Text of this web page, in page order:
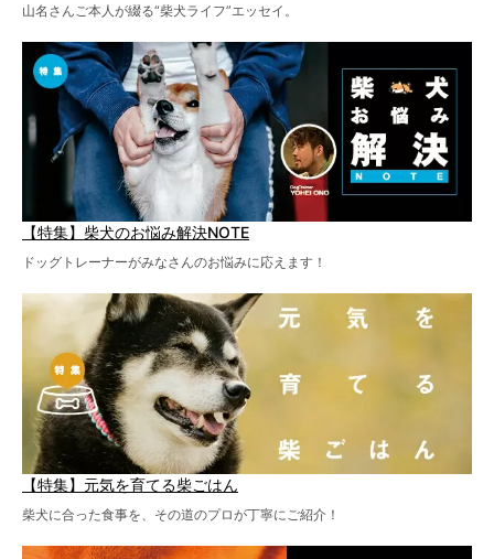
山名さんご本人が綴る“柴犬ライフ”エッセイ。
【特集】柴犬のお悩み解決NOTE
ドッグトレーナーがみなさんのお悩みに応えます！
【特集】元気を育てる柴ごはん
柴犬に合った食事を、その道のプロが丁寧にご紹介！